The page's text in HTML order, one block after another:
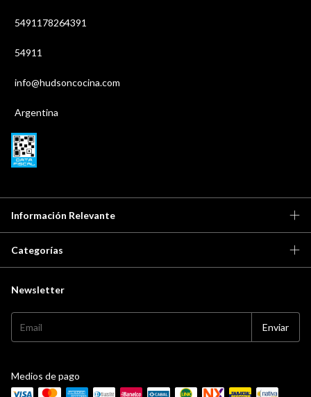
5491178264391
54911
info@hudsoncocina.com
Argentina
Información Relevante
Categorías
Newsletter
Medios de pago